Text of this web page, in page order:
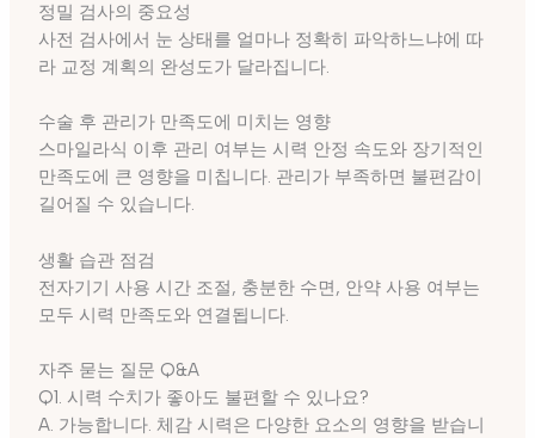
정밀 검사의 중요성
사전 검사에서 눈 상태를 얼마나 정확히 파악하느냐에 따
라 교정 계획의 완성도가 달라집니다.
수술 후 관리가 만족도에 미치는 영향
스마일라식 이후 관리 여부는 시력 안정 속도와 장기적인
만족도에 큰 영향을 미칩니다. 관리가 부족하면 불편감이
길어질 수 있습니다.
생활 습관 점검
전자기기 사용 시간 조절, 충분한 수면, 안약 사용 여부는
모두 시력 만족도와 연결됩니다.
자주 묻는 질문 Q&A
Q1. 시력 수치가 좋아도 불편할 수 있나요?
A. 가능합니다. 체감 시력은 다양한 요소의 영향을 받습니